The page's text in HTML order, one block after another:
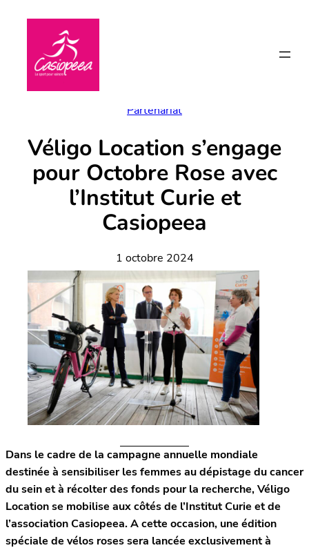
Partenariat
Véligo Location s’engage
pour Octobre Rose avec
l’Institut Curie et
Casiopeea
1 octobre 2024
Dans le cadre de la campagne annuelle mondiale
destinée à sensibiliser les femmes au dépistage du cancer
du sein et à récolter des fonds pour la recherche, Véligo
Location se mobilise aux côtés de l’Institut Curie et de
l’association Casiopeea. A cette occasion, une édition
spéciale de vélos roses sera lancée exclusivement à